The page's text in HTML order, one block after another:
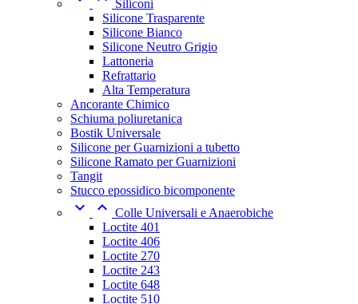
Siliconi
Silicone Trasparente
Silicone Bianco
Silicone Neutro Grigio
Lattoneria
Refrattario
Alta Temperatura
Ancorante Chimico
Schiuma poliuretanica
Bostik Universale
Silicone per Guarnizioni a tubetto
Silicone Ramato per Guarnizioni
Tangit
Stucco epossidico bicomponente
  Colle Universali e Anaerobiche
Loctite 401
Loctite 406
Loctite 270
Loctite 243
Loctite 648
Loctite 510